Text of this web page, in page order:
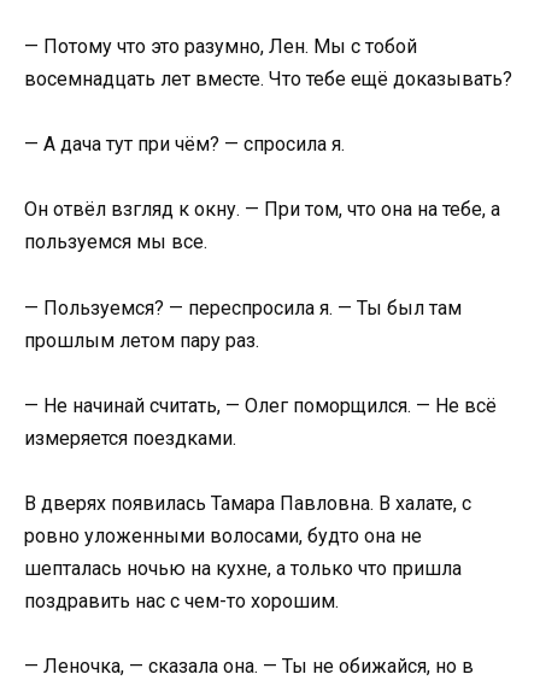
— Потому что это разумно, Лен. Мы с тобой
восемнадцать лет вместе. Что тебе ещё доказывать?
— А дача тут при чём? — спросила я.
Он отвёл взгляд к окну. — При том, что она на тебе, а
пользуемся мы все.
— Пользуемся? — переспросила я. — Ты был там
прошлым летом пару раз.
— Не начинай считать, — Олег поморщился. — Не всё
измеряется поездками.
В дверях появилась Тамара Павловна. В халате, с
ровно уложенными волосами, будто она не
шепталась ночью на кухне, а только что пришла
поздравить нас с чем-то хорошим.
— Леночка, — сказала она. — Ты не обижайся, но в